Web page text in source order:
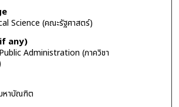
Science (คณะรัฐศาสตร์)
any)
Administration (ภาควิชา
หาบัณฑิต